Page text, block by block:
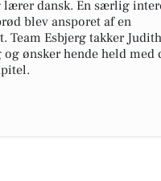
lærer dansk. En særlig
blev ansporet af en
Team Esbjerg takker
og ønsker hende held med